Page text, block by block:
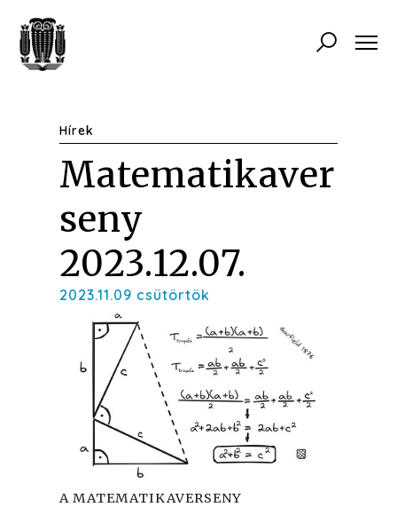
Hírek
Matematikaver
seny
2023.12.07.
2023.11.09 csütörtök
A MATEMATIKAVERSENY